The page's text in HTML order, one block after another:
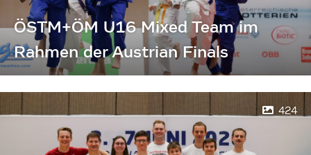
ÖSTM+ÖM U16 Mixed Team im
Rahmen der Austrian Finals
424